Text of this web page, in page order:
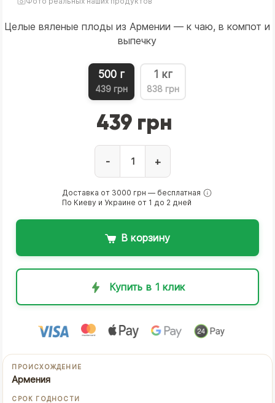
Целые вяленые плоды из Армении — к чаю, в компот и
выпечку
500 г
439 грн
1 кг
838 грн
439 грн
- +
Доставка от 3000 грн — бесплатная
По Киеву и Украине от 1 до 2 дней
В корзину
Купить в 1 клик
ПРОИСХОЖДЕНИЕ
Армения
СРОК ГОДНОСТИ